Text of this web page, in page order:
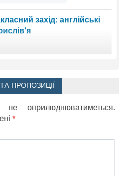
захід: англійські
ПРОПОЗИЦІЇ
оприлюднюватиметься.
*